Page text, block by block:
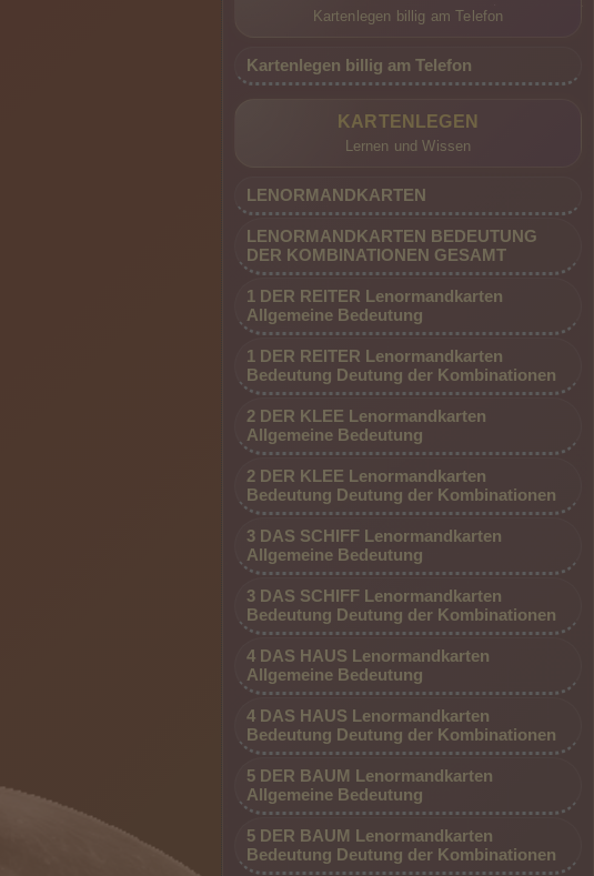
Kartenlegen billig am Telefon
Kartenlegen billig am Telefon
KARTENLEGEN
Lernen und Wissen
LENORMANDKARTEN
LENORMANDKARTEN BEDEUTUNG
DER KOMBINATIONEN GESAMT
1 DER REITER Lenormandkarten
Allgemeine Bedeutung
1 DER REITER Lenormandkarten
Bedeutung Deutung der Kombinationen
2 DER KLEE Lenormandkarten
Allgemeine Bedeutung
2 DER KLEE Lenormandkarten
Bedeutung Deutung der Kombinationen
3 DAS SCHIFF Lenormandkarten
Allgemeine Bedeutung
3 DAS SCHIFF Lenormandkarten
Bedeutung Deutung der Kombinationen
4 DAS HAUS Lenormandkarten
Allgemeine Bedeutung
4 DAS HAUS Lenormandkarten
Bedeutung Deutung der Kombinationen
5 DER BAUM Lenormandkarten
Allgemeine Bedeutung
5 DER BAUM Lenormandkarten
Bedeutung Deutung der Kombinationen